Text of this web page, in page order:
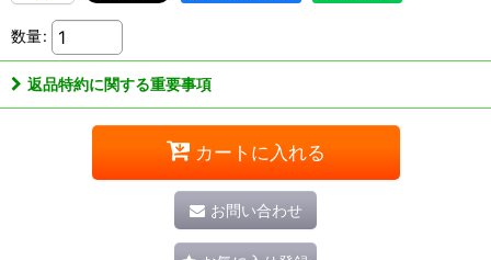
数量:
返品特約に関する重要事項
カートに入れる
お問い合わせ